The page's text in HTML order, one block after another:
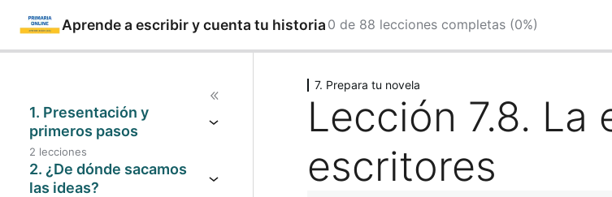
contenido
Aprende a escribir y cuenta tu historia 0 de 88 lecciones completas (0%)
1. Presentación y
primeros pasos
2 lecciones
2. ¿De dónde sacamos
las ideas?
7. Prepara tu novela
Lección 7.8.
escritores